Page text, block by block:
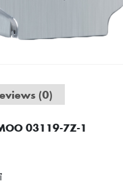
(0)
03119-7Z-1